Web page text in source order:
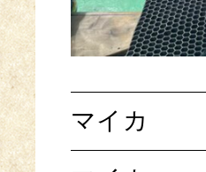
マイカ